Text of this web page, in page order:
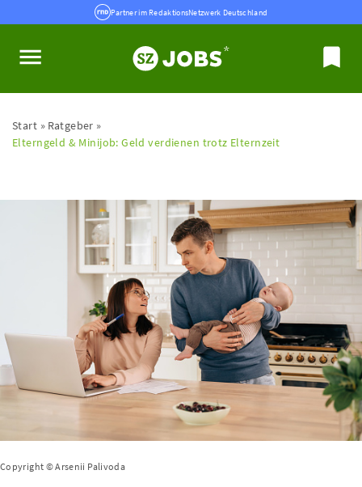
Partner im RedaktionsNetzwerk Deutschland
Start
Ratgeber
Elterngeld & Minijob: Geld verdienen trotz Elternzeit
Copyright © Arsenii Palivoda